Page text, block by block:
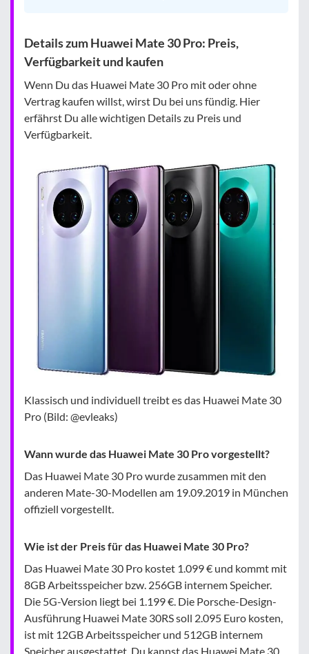
Details zum Huawei Mate 30 Pro: Preis,
Verfügbarkeit und kaufen
Wenn Du das Huawei Mate 30 Pro mit oder ohne
Vertrag kaufen willst, wirst Du bei uns fündig. Hier
erfährst Du alle wichtigen Details zu Preis und
Verfügbarkeit.
Klassisch und individuell treibt es das Huawei Mate 30
Pro (Bild: @evleaks)
Wann wurde das Huawei Mate 30 Pro vorgestellt?
Das Huawei Mate 30 Pro wurde zusammen mit den
anderen Mate-30-Modellen am 19.09.2019 in München
offiziell vorgestellt.
Wie ist der Preis für das Huawei Mate 30 Pro?
Das Huawei Mate 30 Pro kostet 1.099 € und kommt mit
8GB Arbeitsspeicher bzw. 256GB internem Speicher.
Die 5G-Version liegt bei 1.199 €. Die Porsche-Design-
Ausführung Huawei Mate 30RS soll 2.095 Euro kosten,
ist mit 12GB Arbeitsspeicher und 512GB internem
Speicher ausgestattet. Du kannst das Huawei Mate 30